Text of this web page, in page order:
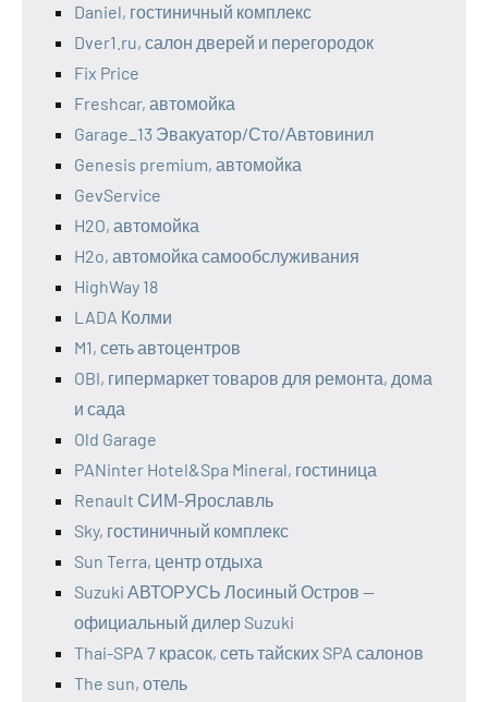
Daniel, гостиничный комплекс
Dver1.ru, салон дверей и перегородок
Fix Price
Freshcar, автомойка
Garage_13 Эвакуатор/Сто/Автовинил
Genesis premium, автомойка
GevService
H2O, автомойка
H2o, автомойка самообслуживания
HighWay 18
LADA Колми
M1, сеть автоцентров
OBI, гипермаркет товаров для ремонта, дома
и сада
Old Garage
PANinter Hotel&Spa Mineral, гостиница
Renault СИМ-Ярославль
Sky, гостиничный комплекс
Sun Terra, центр отдыха
Suzuki АВТОРУСЬ Лосиный Остров —
официальный дилер Suzuki
Thai-SPA 7 красок, сеть тайских SPA салонов
The sun, отель